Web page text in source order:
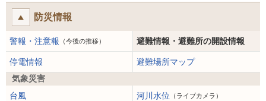
防災情報
警報・注意報 （今後の推移） 避難情報・避難所の開設情報
停電情報
避難場所マップ
気象災害
台風
河川水位 （ライブカメラ）